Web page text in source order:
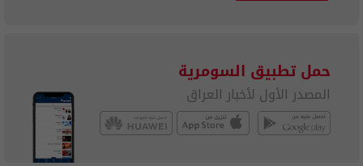
حمل تطبيق السومرية
المصدر الأول لأخبار العراق